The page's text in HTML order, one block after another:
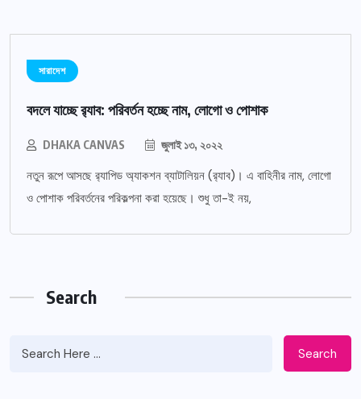
সারাদেশ
বদলে যাচ্ছে র‌্যাব: পরিবর্তন হচ্ছে নাম, লোগো ও পোশাক
DHAKA CANVAS জুলাই ১৩, ২০২২
নতুন রূপে আসছে র‌্যাপিড অ্যাকশন ব্যাটালিয়ন (র‌্যাব)। এ বাহিনীর নাম, লোগো
ও পোশাক পরিবর্তনের পরিকল্পনা করা হয়েছে। শুধু তা-ই নয়,
Search
Search